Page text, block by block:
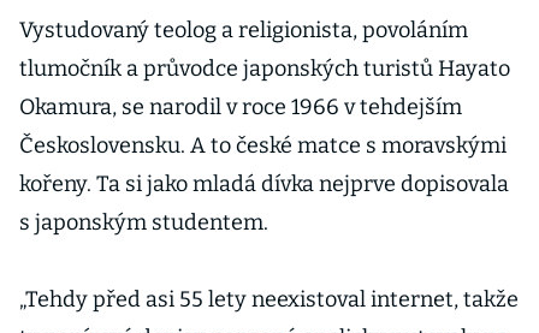
Vystudovaný teolog a religionista, povoláním
tlumočník a průvodce japonských turistů Hayato
Okamura, se narodil v roce 1966 v tehdejším
Československu. A to české matce s moravskými
kořeny. Ta si jako mladá dívka nejprve dopisovala
s japonským studentem.
„Tehdy před asi 55 lety neexistoval internet, takže